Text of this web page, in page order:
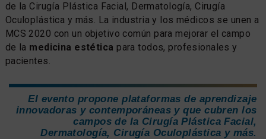
de la Cirugía Plástica Facial, Dermatología, Cirugía
Oculoplástica y más. La industria y los médicos se unen a
MCS 2020 con un objetivo común para mejorar el campo
de la medicina estética para todos, profesionales y
pacientes.
El evento propone plataformas de aprendizaje
innovadoras y contemporáneas y que cubren los
campos de la Cirugía Plástica Facial,
Dermatología, Cirugía Oculoplástica y más.